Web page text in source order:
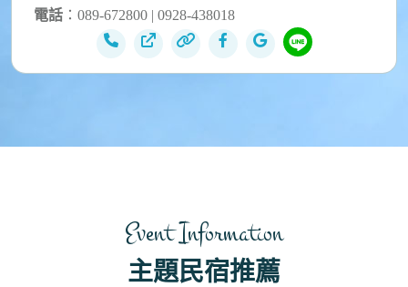
電話 ：089-672800 | 0928-438018
Event Information
主題民宿推薦